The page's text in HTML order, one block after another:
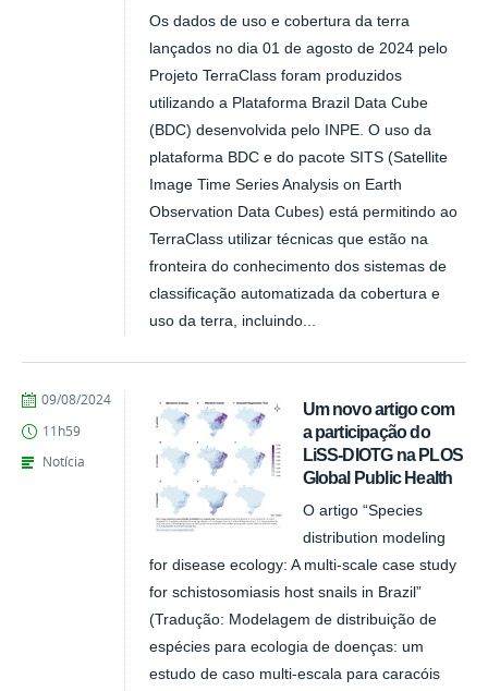
Os dados de uso e cobertura da terra
lançados no dia 01 de agosto de 2024 pelo
Projeto TerraClass foram produzidos
utilizando a Plataforma Brazil Data Cube
(BDC) desenvolvida pelo INPE. O uso da
plataforma BDC e do pacote SITS (Satellite
Image Time Series Analysis on Earth
Observation Data Cubes) está permitindo ao
TerraClass utilizar técnicas que estão na
fronteira do conhecimento dos sistemas de
classificação automatizada da cobertura e
uso da terra, incluindo...
Um novo artigo com
a participação do
LiSS-DIOTG na PLOS
Global Public Health
O artigo “Species
distribution modeling
for disease ecology: A multi-scale case study
for schistosomiasis host snails in Brazil”
(Tradução: Modelagem de distribuição de
espécies para ecologia de doenças: um
estudo de caso multi-escala para caracóis
publicado
09/08/2024
11h59
Notícia